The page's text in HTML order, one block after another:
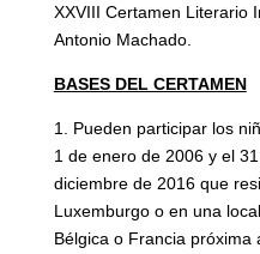
XXVIII Certamen Literario
Antonio Machado.
BASES DEL CERTAMEN
1. Pueden participar los
1 de enero de 2006 y el
diciembre de 2016 que
Luxemburgo o en una
Bélgica o Francia próxima